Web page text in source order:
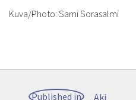
Kuva/Photo: Sami Sorasalmi
Post
Published in
Aki